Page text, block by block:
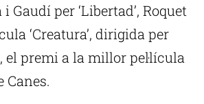
per ‘Libertad’, Roquet
‘Creatura’, dirigida per
premi a la millor pel·lícula
Canes.